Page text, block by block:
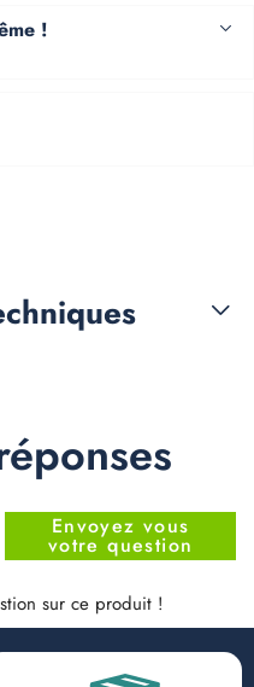
!
Envoyez vous
votre question
sur ce produit !